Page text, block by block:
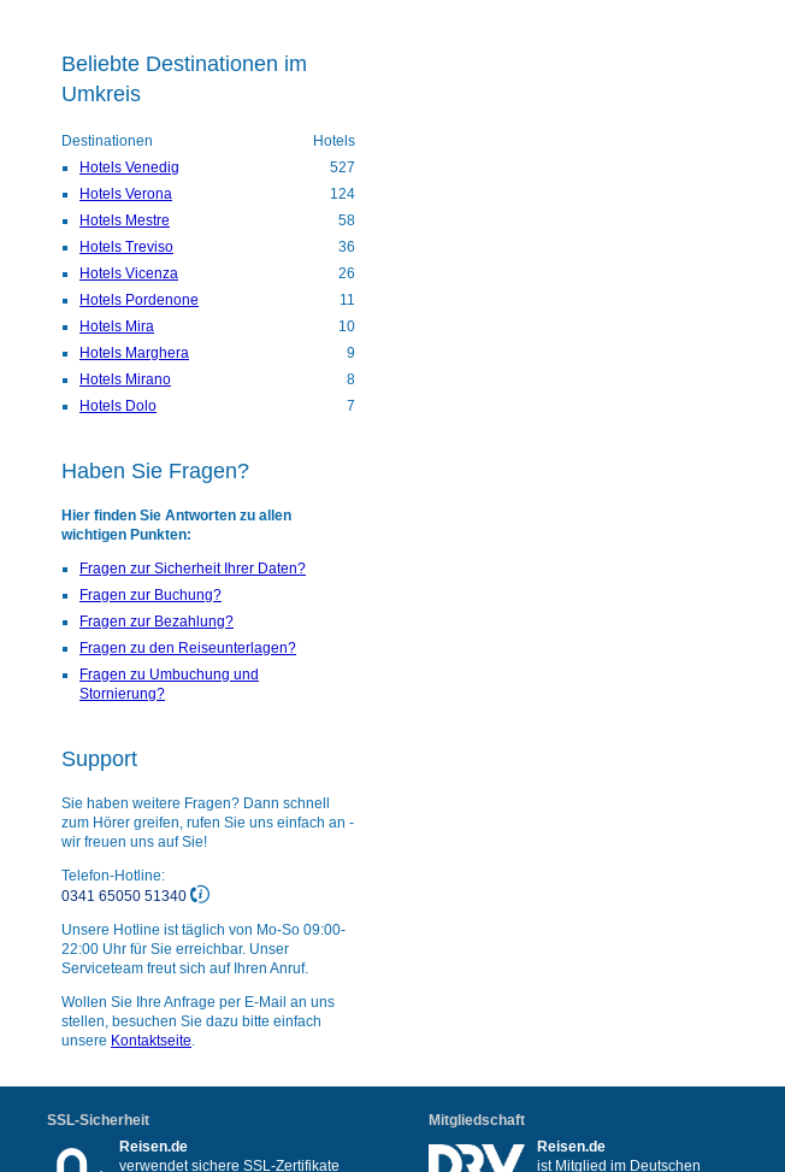
Beliebte Destinationen im
Umkreis
Destinationen
Hotels
Hotels Venedig
527
Hotels Verona
124
Hotels Mestre
58
Hotels Treviso
36
Hotels Vicenza
26
Hotels Pordenone
11
Hotels Mira
10
Hotels Marghera
9
Hotels Mirano
8
Hotels Dolo
7
Haben Sie Fragen?
Hier finden Sie Antworten zu allen
wichtigen Punkten:
Fragen zur Sicherheit Ihrer Daten?
Fragen zur Buchung?
Fragen zur Bezahlung?
Fragen zu den Reiseunterlagen?
Fragen zu Umbuchung und
Stornierung?
Support
Sie haben weitere Fragen? Dann schnell
zum Hörer greifen, rufen Sie uns einfach an -
wir freuen uns auf Sie!
Telefon-Hotline:
0341 65050 51340
Unsere Hotline ist täglich von Mo-So 09:00-
22:00 Uhr für Sie erreichbar. Unser
Serviceteam freut sich auf Ihren Anruf.
Wollen Sie Ihre Anfrage per E-Mail an uns
stellen, besuchen Sie dazu bitte einfach
unsere Kontaktseite.
SSL-Sicherheit
Reisen.de
verwendet sichere SSL-Zertifikate
Mitgliedschaft
Reisen.de
ist Mitglied im Deutschen